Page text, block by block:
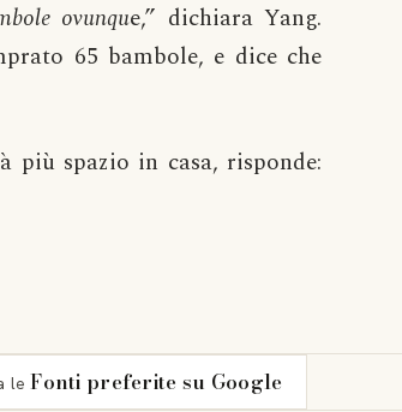
ovunque,” dichiara Yang.
65 bambole, e dice che
più spazio in casa, risponde:
le Fonti preferite su Google